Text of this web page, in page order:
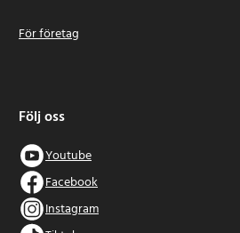
För företag
Följ oss
Youtube
Facebook
Instagram